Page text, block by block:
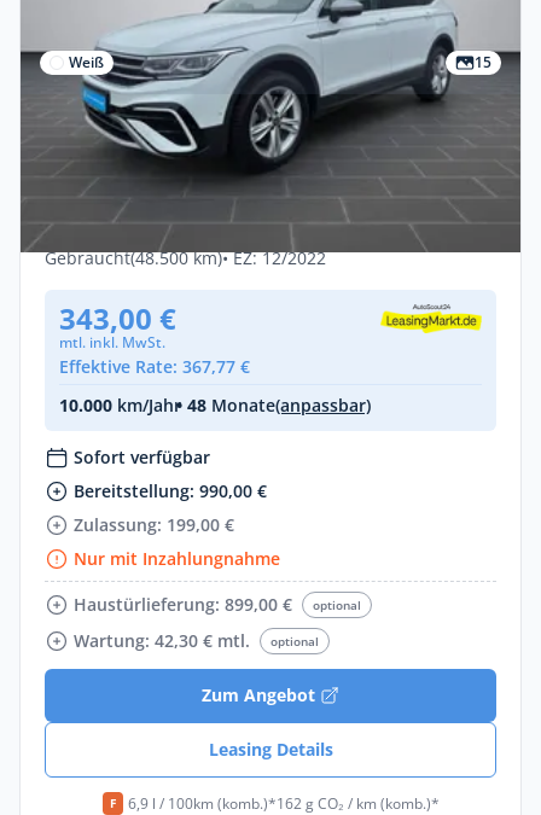
Weiß 15
Privat & Gewerbe
Volkswagen Tiguan Allspace Elegance 2.0
TDI IQ.LIGHT LED-MATRIX NAVI
EINPARKHILFE
Diesel • Automatik •
200 PS (147 kW)
Gebraucht(48.500 km)• EZ: 12/2022
343,00 €
mtl. inkl. MwSt.
Effektive Rate: 367,77 €
10.000 km/Jahr• 48 Monate(anpassbar)
Sofort verfügbar
Bereitstellung: 990,00 €
Zulassung: 199,00 €
Nur mit Inzahlungnahme
Haustürlieferung: 899,00 €
optional
Wartung: 42,30 € mtl. optional
Zum Angebot
Leasing Details
F 6,9 l / 100km (komb.)*162 g CO₂ / km (komb.)*